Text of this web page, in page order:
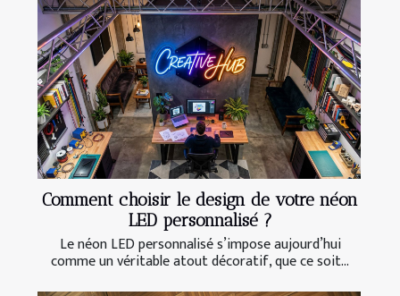
Comment choisir le design de votre néon
LED personnalisé ?
Le néon LED personnalisé s’impose aujourd’hui
comme un véritable atout décoratif, que ce soit...